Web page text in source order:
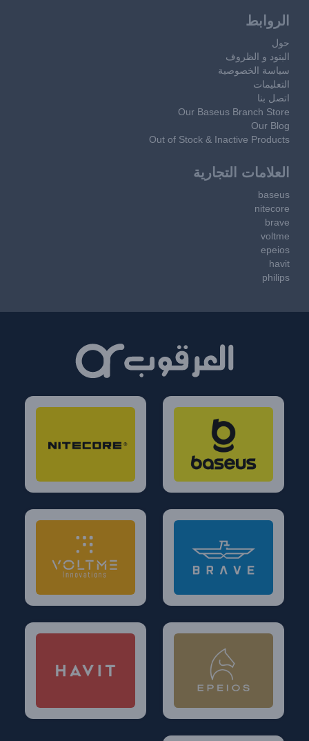
الروابط
حول
البنود و الظروف
سياسة الخصوصية
التعليمات
اتصل بنا
Our Baseus Branch Store
Our Blog
Out of Stock & Inactive Products
العلامات التجارية
baseus
nitecore
brave
voltme
epeios
havit
philips